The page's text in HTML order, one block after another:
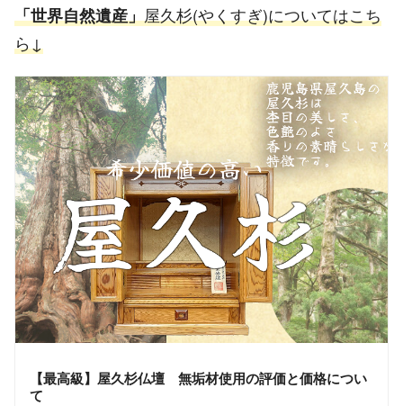
「世界自然遺産」屋久杉(やくすぎ)についてはこち
ら↓
【最高級】屋久杉仏壇 無垢材使用の評価と価格につい
て